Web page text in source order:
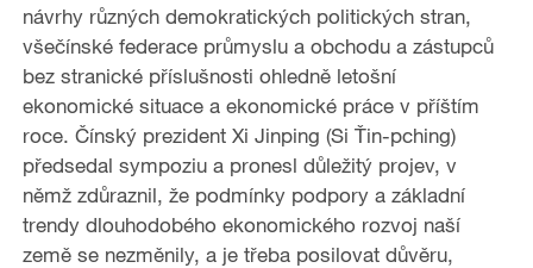
návrhy různých demokratických politických stran,
všečínské federace průmyslu a obchodu a zástupců
bez stranické příslušnosti ohledně letošní
ekonomické situace a ekonomické práce v příštím
roce. Čínský prezident Xi Jinping (Si Ťin-pching)
předsedal sympoziu a pronesl důležitý projev, v
němž zdůraznil, že podmínky podpory a základní
trendy dlouhodobého ekonomického rozvoj naší
země se nezměnily, a je třeba posilovat důvěru,